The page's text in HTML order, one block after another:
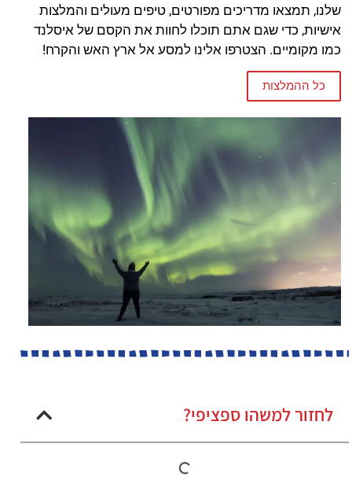
שלנו, תמצאו מדריכים מפורטים, טיפים מעולים והמלצות
אישיות, כדי שגם אתם תוכלו לחוות את הקסם של איסלנד
כמו מקומיים. הצטרפו אלינו למסע אל ארץ האש והקרח!
כל ההמלצות
לחזור למשהו ספציפי?